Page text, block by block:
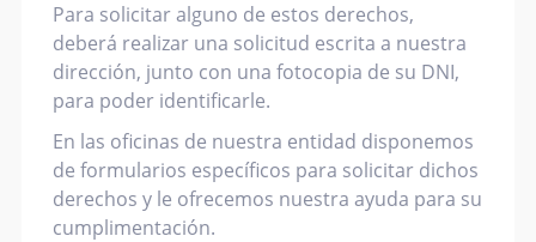
Para solicitar alguno de estos derechos,
deberá realizar una solicitud escrita a nuestra
dirección, junto con una fotocopia de su DNI,
para poder identificarle.
En las oficinas de nuestra entidad disponemos
de formularios específicos para solicitar dichos
derechos y le ofrecemos nuestra ayuda para su
cumplimentación.